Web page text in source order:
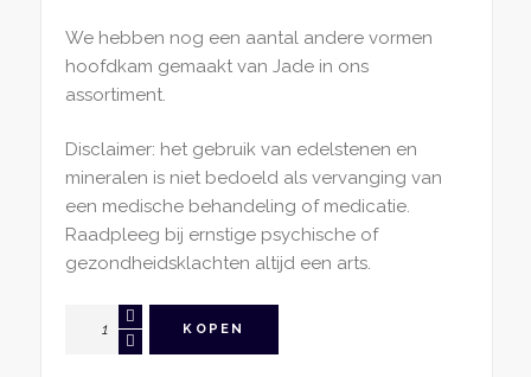
We hebben nog een aantal andere vormen
hoofdkam gemaakt van Jade in ons
assortiment.
Disclaimer: het gebruik van edelstenen en
mineralen is niet bedoeld als vervanging van
een medische behandeling of medicatie.
Raadpleeg bij ernstige psychische of
gezondheidsklachten altijd een arts.
KOPEN